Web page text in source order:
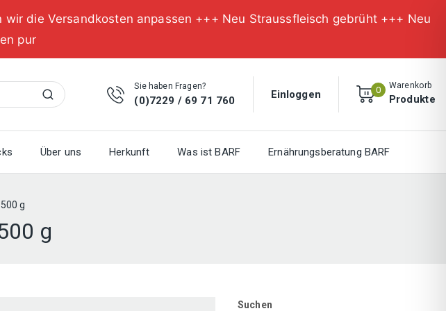
die Versandkosten anpassen +++ Neu Straussfleisch gebrüht +++ Neu
pur
Suchen
Sie haben Fragen?
(0)7229 / 69 71 760
Einloggen 0 Warenkorb
Produkte
Über uns Herkunft Was ist BARF Ernährungsberatung BARF
500 g
g
Suchen